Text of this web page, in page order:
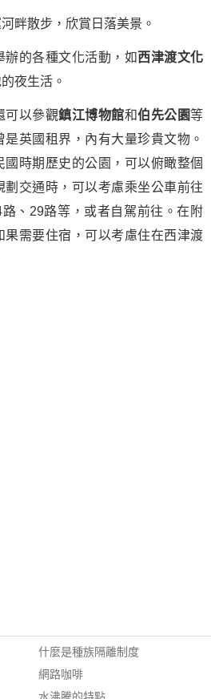
畔散步，欣賞日落美景。
辦的各種文化活動，如西津渡文化
夜生活。
可以參觀鎮江博物館和伯先公園等
英國租界，內有大量珍貴文物。
時期歷史的公園，可以俯瞰整個
劃交通時，可以考慮乘坐公車前往
、29路等，或者自駕前往。在附
果需要住宿，可以考慮住在西津渡
什麼是種族隔離制度
網路咖啡